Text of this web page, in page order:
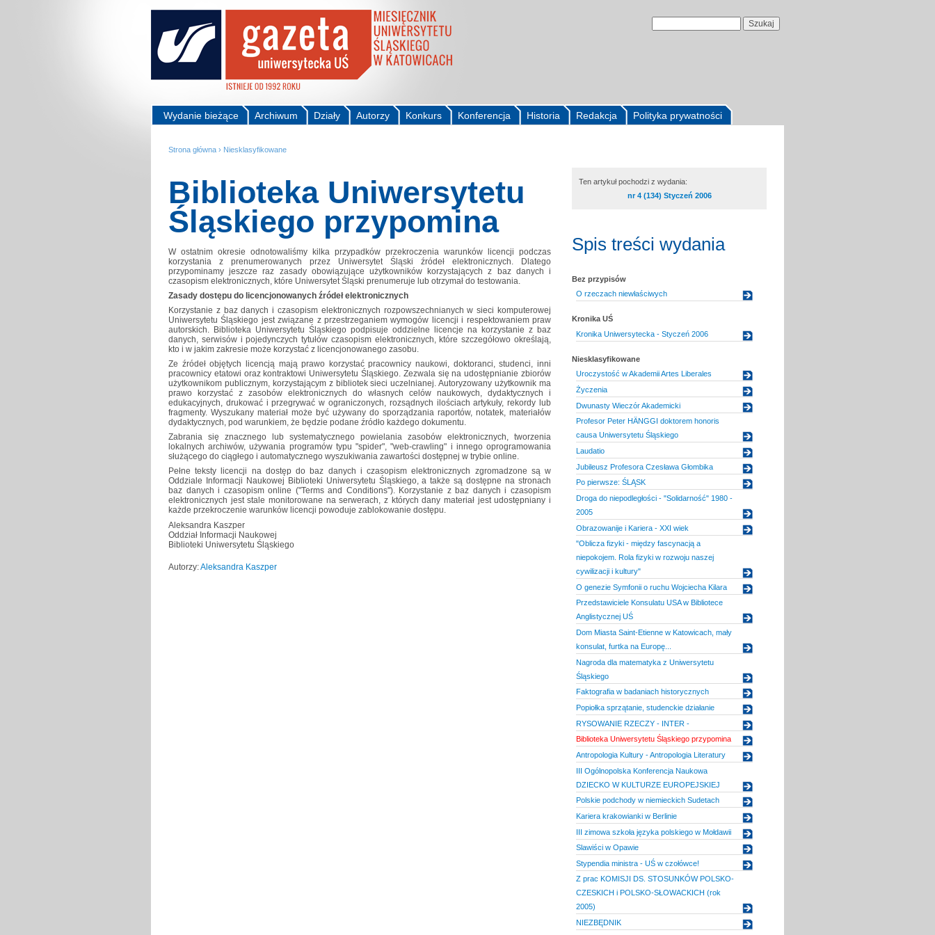
Polityka prywatności
Redakcja
Historia
Konferencja
Konkurs
Autorzy
Działy
Archiwum
Wydanie bieżące
Strona główna › Niesklasyfikowane
Biblioteka Uniwersytetu
Śląskiego przypomina
W ostatnim okresie odnotowaliśmy kilka przypadków przekroczenia warunków licencji podczas
korzystania z prenumerowanych przez Uniwersytet Śląski źródeł elektronicznych. Dlatego
przypominamy jeszcze raz zasady obowiązujące użytkowników korzystających z baz danych i
czasopism elektronicznych, które Uniwersytet Śląski prenumeruje lub otrzymał do testowania.
Zasady dostępu do licencjonowanych źródeł elektronicznych
Korzystanie z baz danych i czasopism elektronicznych rozpowszechnianych w sieci komputerowej
Uniwersytetu Śląskiego jest związane z przestrzeganiem wymogów licencji i respektowaniem praw
autorskich. Biblioteka Uniwersytetu Śląskiego podpisuje oddzielne licencje na korzystanie z baz
danych, serwisów i pojedynczych tytułów czasopism elektronicznych, które szczegółowo określają,
kto i w jakim zakresie może korzystać z licencjonowanego zasobu.
Ze źródeł objętych licencją mają prawo korzystać pracownicy naukowi, doktoranci, studenci, inni
pracownicy etatowi oraz kontraktowi Uniwersytetu Śląskiego. Zezwala się na udostępnianie zbiorów
użytkownikom publicznym, korzystającym z bibliotek sieci uczelnianej. Autoryzowany użytkownik ma
prawo korzystać z zasobów elektronicznych do własnych celów naukowych, dydaktycznych i
edukacyjnych, drukować i przegrywać w ograniczonych, rozsądnych ilościach artykuły, rekordy lub
fragmenty. Wyszukany materiał może być używany do sporządzania raportów, notatek, materiałów
dydaktycznych, pod warunkiem, że będzie podane źródło każdego dokumentu.
Zabrania się znacznego lub systematycznego powielania zasobów elektronicznych, tworzenia
lokalnych archiwów, używania programów typu "spider", "web-crawling" i innego oprogramowania
służącego do ciągłego i automatycznego wyszukiwania zawartości dostępnej w trybie online.
Pełne teksty licencji na dostęp do baz danych i czasopism elektronicznych zgromadzone są w
Oddziale Informacji Naukowej Biblioteki Uniwersytetu Śląskiego, a także są dostępne na stronach
baz danych i czasopism online ("Terms and Conditions"). Korzystanie z baz danych i czasopism
elektronicznych jest stale monitorowane na serwerach, z których dany materiał jest udostępniany i
każde przekroczenie warunków licencji powoduje zablokowanie dostępu.
Aleksandra Kaszper
Oddział Informacji Naukowej
Biblioteki Uniwersytetu Śląskiego
Autorzy:Aleksandra Kaszper
Ten artykuł pochodzi z wydania:
nr 4 (134) Styczeń 2006
Spis treści wydania
Bez przypisów
O rzeczach niewłaściwych
Kronika UŚ
Kronika Uniwersytecka - Styczeń 2006
Niesklasyfikowane
Uroczystość w Akademii Artes Liberales
Życzenia
Dwunasty Wieczór Akademicki
Profesor Peter HÄNGGI doktorem honoris
causa Uniwersytetu Śląskiego
Laudatio
Jubileusz Profesora Czesława Głombika
Po pierwsze: ŚLĄSK
Droga do niepodległości - "Solidarność" 1980 -
2005
Obrazowanije i Kariera - XXI wiek
"Oblicza fizyki - między fascynacją a
niepokojem. Rola fizyki w rozwoju naszej
cywilizacji i kultury"
O genezie Symfonii o ruchu Wojciecha Kilara
Przedstawiciele Konsulatu USA w Bibliotece
Anglistycznej UŚ
Dom Miasta Saint-Etienne w Katowicach, mały
konsulat, furtka na Europę...
Nagroda dla matematyka z Uniwersytetu
Śląskiego
Faktografia w badaniach historycznych
Popiołka sprzątanie, studenckie działanie
RYSOWANIE RZECZY - INTER -
Biblioteka Uniwersytetu Śląskiego przypomina
Antropologia Kultury - Antropologia Literatury
III Ogólnopolska Konferencja Naukowa
DZIECKO W KULTURZE EUROPEJSKIEJ
Polskie podchody w niemieckich Sudetach
Kariera krakowianki w Berlinie
III zimowa szkoła języka polskiego w Mołdawii
Slawiści w Opawie
Stypendia ministra - UŚ w czołówce!
Z prac KOMISJI DS. STOSUNKÓW POLSKO-
CZESKICH i POLSKO-SŁOWACKICH (rok
2005)
NIEZBĘDNIK